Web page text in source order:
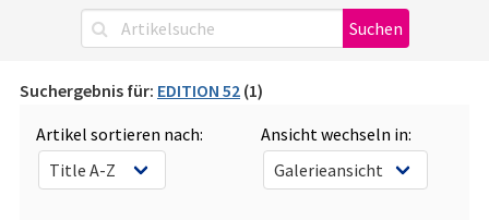
Suchergebnis für: EDITION 52 (1)
Artikel sortieren nach:
Ansicht wechseln in: